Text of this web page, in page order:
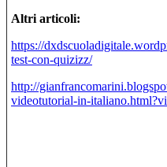
Altri articoli:
https://
test-con-quizizz/
http://
videotutorial-in-